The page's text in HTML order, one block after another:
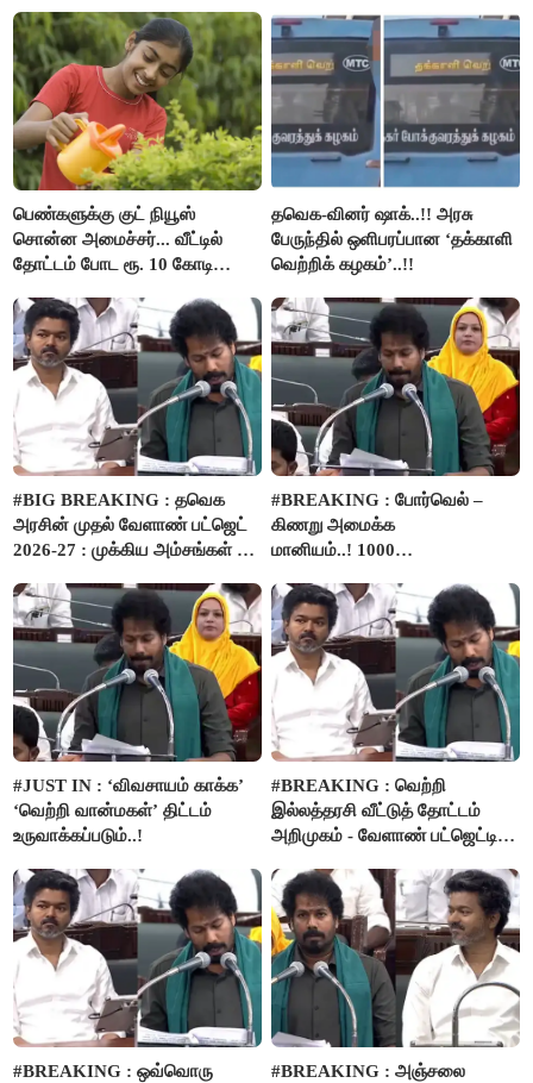
பெண்களுக்கு குட் நியூஸ்
சொன்ன அமைச்சர்... வீட்டில்
தோட்டம் போட ரூ. 10 கோடி
தவெக-வினர் ஷாக்..!! அரசு
பேருந்தில் ஒளிபரப்பான ‘தக்காளி
வெற்றிக் கழகம்’..!!
#BIG BREAKING : தவெக
அரசின் முதல் வேளாண் பட்ஜெட்
2026-27 : முக்கிய அம்சங்கள் ஓர்
#BREAKING : போர்வெல் –
கிணறு அமைக்க
மானியம்..! 1000
பம்புசெட் வழங்கப்படும்..!
#JUST IN : ‘விவசாயம் காக்க’
‘வெற்றி வான்மகள்’ திட்டம்
உருவாக்கப்படும்..!
#BREAKING : வெற்றி
இல்லத்தரசி வீட்டுத் தோட்டம்
அறிமுகம் - வேளாண் பட்ஜெட்டில்
#BREAKING : ஒவ்வொரு
#BREAKING : அஞ்சலை